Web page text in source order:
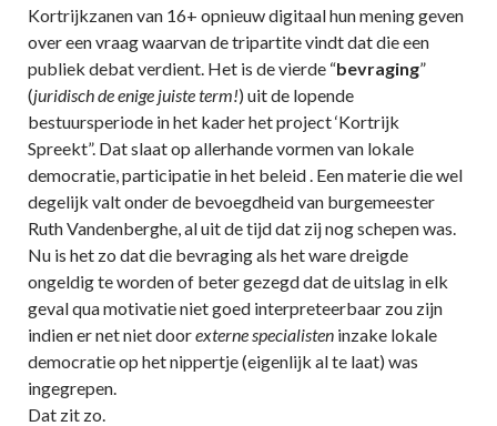
Kortrijkzanen van 16+ opnieuw digitaal hun mening geven
over een vraag waarvan de tripartite vindt dat die een
publiek debat verdient. Het is de vierde “bevraging”
(juridisch de enige juiste term!) uit de lopende
bestuursperiode in het kader het project ‘Kortrijk
Spreekt”. Dat slaat op allerhande vormen van lokale
democratie, participatie in het beleid . Een materie die wel
degelijk valt onder de bevoegdheid van burgemeester
Ruth Vandenberghe, al uit de tijd dat zij nog schepen was.
Nu is het zo dat die bevraging als het ware dreigde
ongeldig te worden of beter gezegd dat de uitslag in elk
geval qua motivatie niet goed interpreteerbaar zou zijn
indien er net niet doorexterne specialisten inzake lokale
democratie op het nippertje (eigenlijk al te laat) was
ingegrepen.
Dat zit zo.